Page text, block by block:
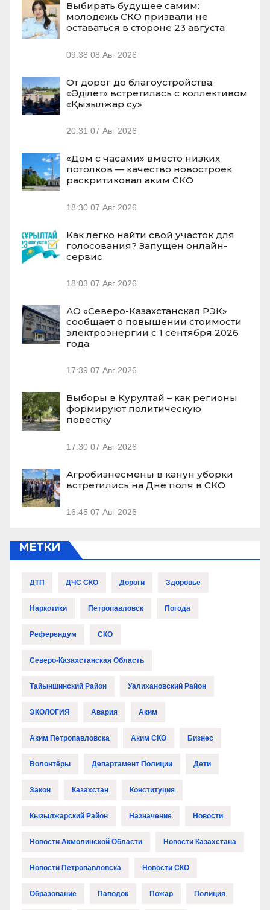
Выбирать будущее самим:
молодежь СКО призвали не
оставаться в стороне 23 августа
09:38 08 Авг 2026
От дорог до благоустройства:
«Әділет» встретилась с коллективом
«Қызылжар су»
20:31 07 Авг 2026
«Дом с часами» вместо низких
потолков — качество новостроек
раскритиковал аким СКО
18:30 07 Авг 2026
Как легко найти свой участок для
голосования? Запущен онлайн-
сервис
18:03 07 Авг 2026
АО «Северо-Казахстанская РЭК»
сообщает о повышении стоимости
электроэнергии с 1 сентября 2026
года
17:39 07 Авг 2026
Выборы в Курултай – как регионы
формируют политическую
повестку
17:30 07 Авг 2026
Агробизнесмены в канун уборки
встретились на Дне поля в СКО
16:45 07 Авг 2026
МЕТКИ
ДТП ДЧС СКО Дороги Здоровье
Наркотики Петропавловск Погода
Референдум СКО
Северо-Казахстанская Область
Тайыншинский Район Уалихановский Район
ЭКОЛОГИЯ Авария Аким
Аким Петропавловска Аким СКО Бизнес
Волонтёры Департамент Полиции Дети
Закон Казахстан Конституция
Кызылжарский Район Назначение Новости
Новости Акмолинской Области Новости Казахстана
Новости Петропавловска Новости СКО
Образование Паводок Пожар Полиция